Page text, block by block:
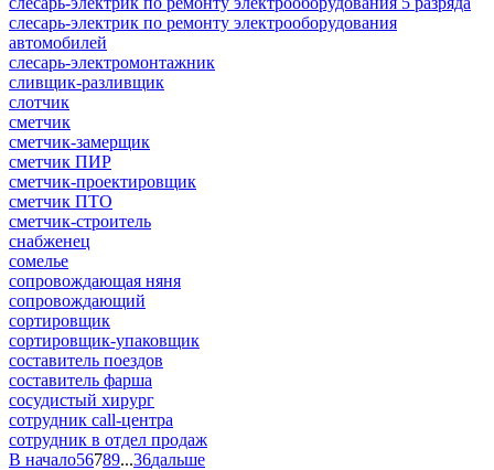
слесарь-электрик по ремонту электрооборудования
автомобилей
слесарь-электромонтажник
сливщик-разливщик
слотчик
сметчик
сметчик-замерщик
сметчик ПИР
сметчик-проектировщик
сметчик ПТО
сметчик-строитель
снабженец
сомелье
сопровождающая няня
сопровождающий
сортировщик
сортировщик-упаковщик
составитель поездов
составитель фарша
сосудистый хирург
сотрудник call-центра
сотрудник в отдел продаж
В начало56789...36дальше